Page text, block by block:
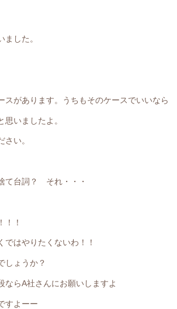
ました。
スがあります。うちもそのケースでいいなら
思いましたよ。
さい。
て台詞？ それ・・・
！！
ではやりたくないわ！！
しょうか？
ならA社さんにお願いしますよ
すよーー